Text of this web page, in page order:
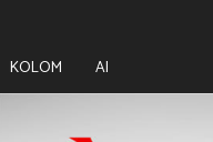
KOLOM AI